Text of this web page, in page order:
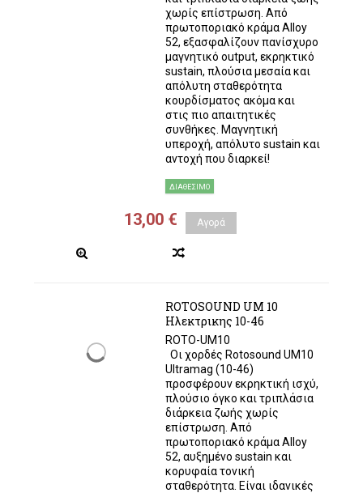
χωρίς επίστρωση. Από
πρωτοποριακό κράμα Alloy
52, εξασφαλίζουν πανίσχυρο
μαγνητικό output, εκρηκτικό
sustain, πλούσια μεσαία και
απόλυτη σταθερότητα
κουρδίσματος ακόμα και
στις πιο απαιτητικές
συνθήκες. Μαγνητική
υπεροχή, απόλυτο sustain και
αντοχή που διαρκεί!
ΔΙΑΘΈΣΙΜΟ
13,00 € Αγορά
ROTOSOUND UM 10
Ηλεκτρικης 10-46
ROTO-UM10
Οι χορδές Rotosound UM10
Ultramag (10-46)
προσφέρουν εκρηκτική ισχύ,
πλούσιο όγκο και τριπλάσια
διάρκεια ζωής χωρίς
επίστρωση. Από
πρωτοποριακό κράμα Alloy
52, αυξημένο sustain και
κορυφαία τονική
σταθερότητα. Είναι ιδανικές